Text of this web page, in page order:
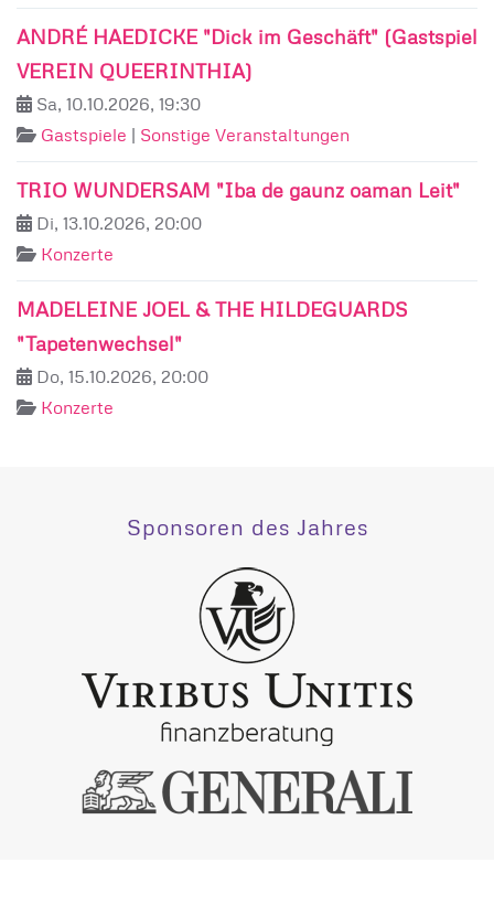
ANDRÉ HAEDICKE "Dick im Geschäft" (Gastspiel
VEREIN QUEERINTHIA)
Sa, 10.10.2026, 19:30
Gastspiele | Sonstige Veranstaltungen
TRIO WUNDERSAM "Iba de gaunz oaman Leit"
Di, 13.10.2026, 20:00
Konzerte
MADELEINE JOEL & THE HILDEGUARDS
"Tapetenwechsel"
Do, 15.10.2026, 20:00
Konzerte
Sponsoren des Jahres